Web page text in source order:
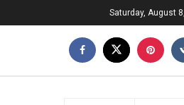
Saturday, August